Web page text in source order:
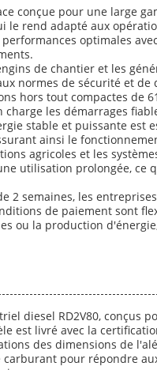
conçue pour une large
rend adapté aux
optimales
de chantier et les
normes de sécurité et
hors tout compactes de
les démarrages
stable et puissante est
ainsi le
agricoles et les
utilisation prolongée, ce
2 semaines, les
de paiement sont
ou la production
diesel RD2V80, conçus
est livré avec la
des dimensions de
pour répondre